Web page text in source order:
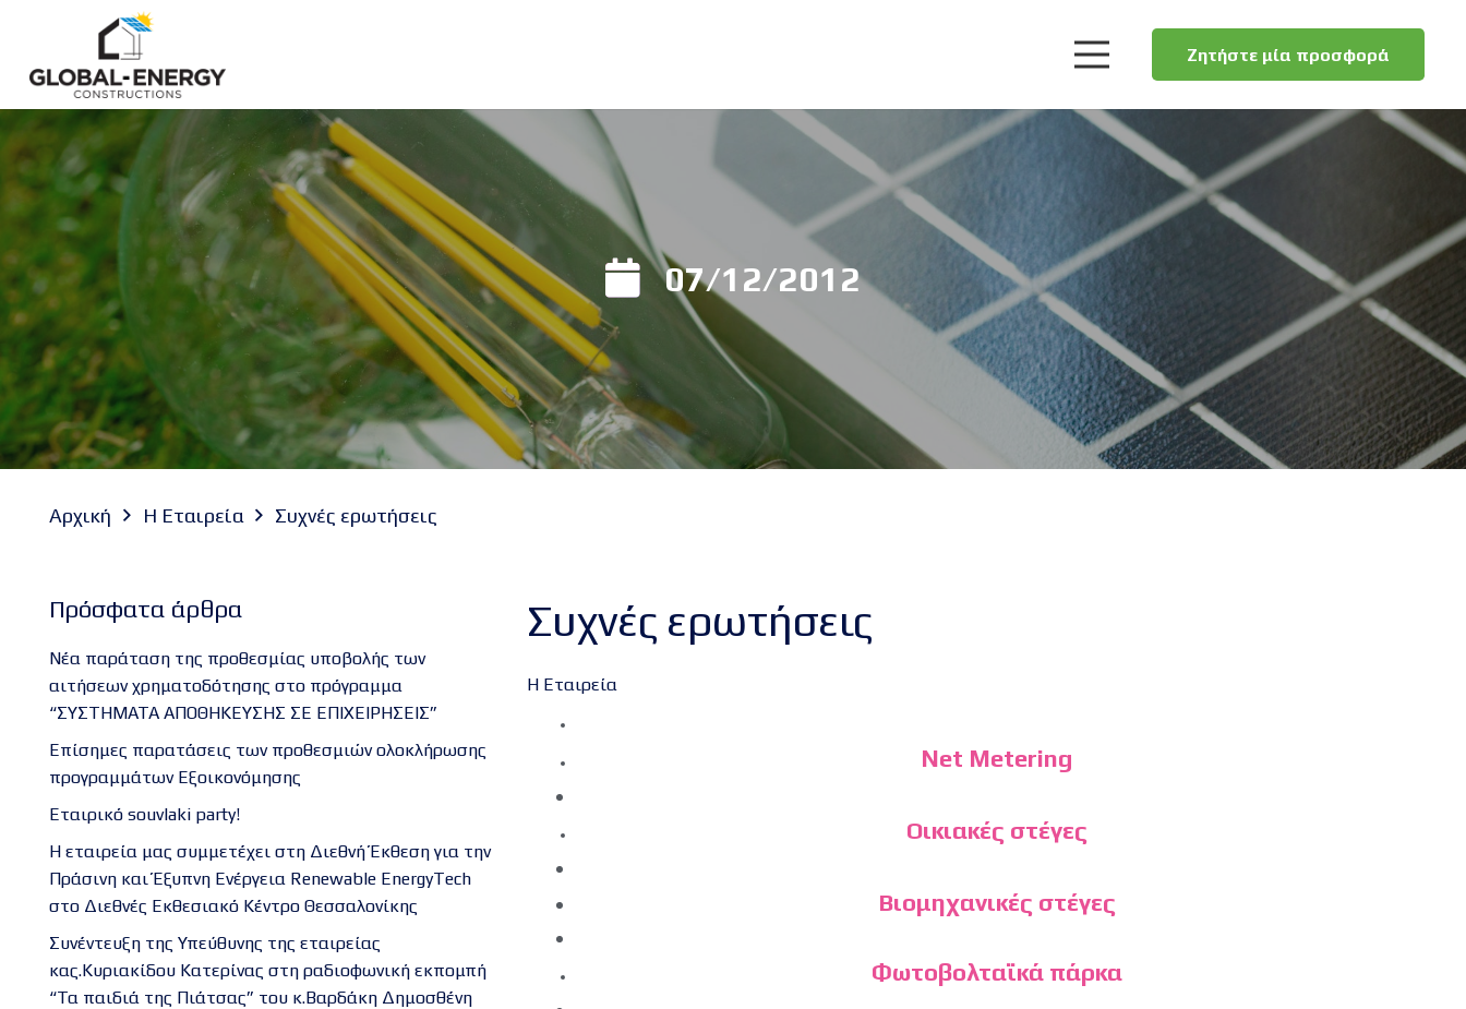
Ζητήστε μία προσφορά
07/12/2012
Αρχική Η Εταιρεία Συχνές ερωτήσεις
Πρόσφατα άρθρα
Νέα παράταση της προθεσμίας υποβολής των
αιτήσεων χρηματοδότησης στο πρόγραμμα
“ΣΥΣΤΗΜΑΤΑ ΑΠΟΘΗΚΕΥΣΗΣ ΣΕ ΕΠΙΧΕΙΡΗΣΕΙΣ”
Επίσημες παρατάσεις των προθεσμιών ολοκλήρωσης
προγραμμάτων Εξοικονόμησης
Εταιρικό souvlaki party!
Η εταιρεία μας συμμετέχει στη Διεθνή Έκθεση για την
Πράσινη και Έξυπνη Ενέργεια Renewable EnergyTech
στο Διεθνές Εκθεσιακό Κέντρο Θεσσαλονίκης
Συνέντευξη της Υπεύθυνης της εταιρείας
κας.Κυριακίδου Κατερίνας στη ραδιοφωνική εκπομπή
“Τα παιδιά της Πιάτσας” του κ.Βαρδάκη Δημοσθένη
Συχνές ερωτήσεις
Η Εταιρεία
Net Metering
Οικιακές στέγες
Βιομηχανικές στέγες
Φωτοβολταϊκά πάρκα